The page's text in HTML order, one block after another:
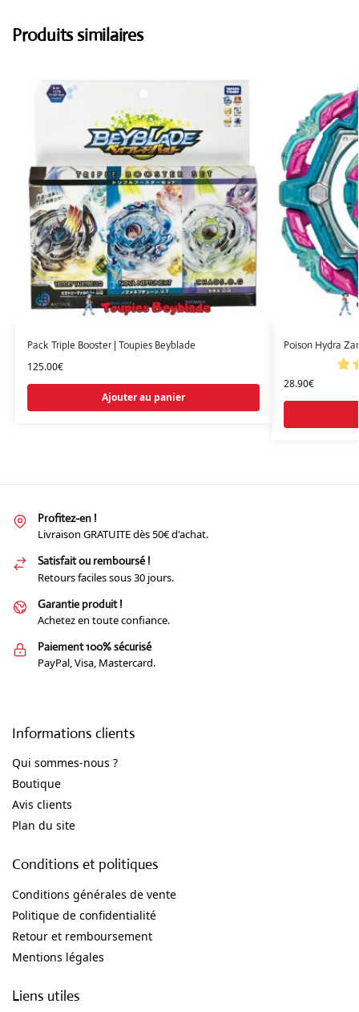
Produits similaires
Pack Triple Booster | Toupies Beyblade
125.00€
Ajouter au panier
Poison Hydra
28.90€
Profitez-en !
Livraison GRATUITE dès 50€ d'achat.
Satisfait ou remboursé !
Retours faciles sous 30 jours.
Garantie produit !
Achetez en toute confiance.
Paiement 100% sécurisé
PayPal, Visa, Mastercard.
Informations clients
Qui sommes-nous ?
Boutique
Avis clients
Plan du site
Conditions et politiques
Conditions générales de vente
Politique de confidentialité
Retour et remboursement
Mentions légales
Liens utiles